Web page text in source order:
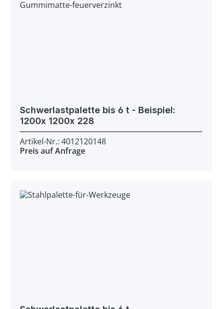
Schwerlastpalette bis 6 t - Beispiel:
1200x 1200x 228
Artikel-Nr.: 4012120148
Preis auf Anfrage